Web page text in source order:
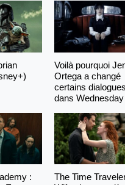
Voilà pourquoi
Ortega a changé
certains dialogues
dans Wednesday
:
The Time